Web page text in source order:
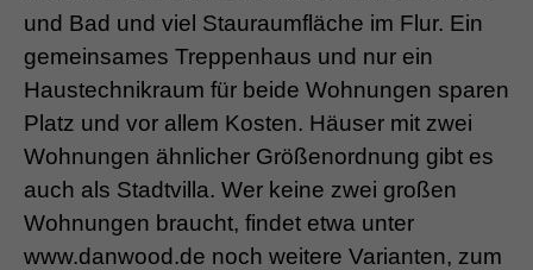
und Bad und viel Stauraumfläche im Flur. Ein
gemeinsames Treppenhaus und nur ein
Haustechnikraum für beide Wohnungen sparen
Platz und vor allem Kosten. Häuser mit zwei
Wohnungen ähnlicher Größenordnung gibt es
auch als Stadtvilla. Wer keine zwei großen
Wohnungen braucht, findet etwa unter
www.danwood.de noch weitere Varianten, zum